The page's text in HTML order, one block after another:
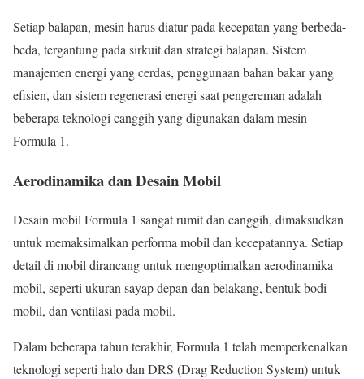
Setiap balapan, mesin harus diatur pada kecepatan yang berbeda-
beda, tergantung pada sirkuit dan strategi balapan. Sistem
manajemen energi yang cerdas, penggunaan bahan bakar yang
efisien, dan sistem regenerasi energi saat pengereman adalah
beberapa teknologi canggih yang digunakan dalam mesin
Formula 1.
Aerodinamika dan Desain Mobil
Desain mobil Formula 1 sangat rumit dan canggih, dimaksudkan
untuk memaksimalkan performa mobil dan kecepatannya. Setiap
detail di mobil dirancang untuk mengoptimalkan aerodinamika
mobil, seperti ukuran sayap depan dan belakang, bentuk bodi
mobil, dan ventilasi pada mobil.
Dalam beberapa tahun terakhir, Formula 1 telah memperkenalkan
teknologi seperti halo dan DRS (Drag Reduction System) untuk